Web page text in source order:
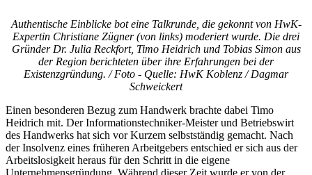
Authentische Einblicke bot eine Talkrunde, die gekonnt von HwK-
Expertin Christiane Zügner (von links) moderiert wurde. Die drei
Gründer Dr. Julia Reckfort, Timo Heidrich und Tobias Simon aus
der Region berichteten über ihre Erfahrungen bei der
Existenzgründung. / Foto - Quelle: HwK Koblenz / Dagmar
Schweickert
Einen besonderen Bezug zum Handwerk brachte dabei Timo
Heidrich mit. Der Informationstechniker-Meister und Betriebswirt
des Handwerks hat sich vor Kurzem selbstständig gemacht. Nach
der Insolvenz eines früheren Arbeitgebers entschied er sich aus der
Arbeitslosigkeit heraus für den Schritt in die eigene
Unternehmensgründung. Während dieser Zeit wurde er von der